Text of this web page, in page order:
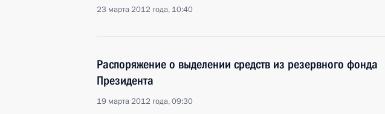
23 марта 2012 года, 10:40
Распоряжение о выделении средств из резервного фонда
Президента
19 марта 2012 года, 09:30